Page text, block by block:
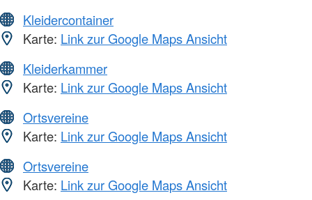
Kleidercontainer
Karte: Link zur Google Maps Ansicht
Kleiderkammer
Karte: Link zur Google Maps Ansicht
Ortsvereine
Karte: Link zur Google Maps Ansicht
Ortsvereine
Karte: Link zur Google Maps Ansicht